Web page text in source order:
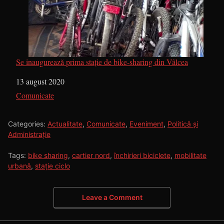
Se inaugurează prima stație de bike-sharing din Vâlcea
Dată
13 august 2020
În legătură cu
Comunicate
Categories: Actualitate, Comunicate, Eveniment, Politică și
Administrație
Tags: bike sharing, cartier nord,închirieri biciclete, mobilitate
urbană, stație ciclo
Leave a Comment